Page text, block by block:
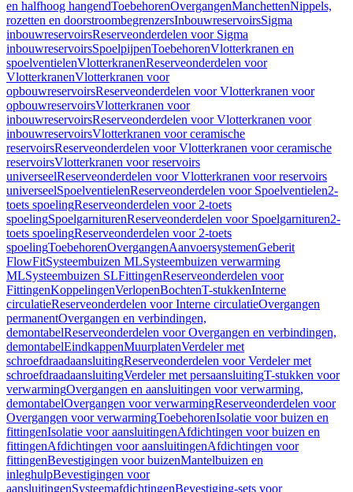
en halfhoog hangendToebehorenOvergangenManchettenNippels,
rozetten en doorstroombegrenzersInbouwreservoirsSigma
inbouwreservoirsReserveonderdelen voor Sigma
inbouwreservoirsSpoelpijpenToebehorenVlotterkranen en
spoelventielenVlotterkranenReserveonderdelen voor
VlotterkranenVlotterkranen voor
opbouwreservoirsReserveonderdelen voor Vlotterkranen voor
opbouwreservoirsVlotterkranen voor
inbouwreservoirsReserveonderdelen voor Vlotterkranen voor
inbouwreservoirsVlotterkranen voor ceramische
reservoirsReserveonderdelen voor Vlotterkranen voor ceramische
reservoirsVlotterkranen voor reservoirs
universeelReserveonderdelen voor Vlotterkranen voor reservoirs
universeelSpoelventielenReserveonderdelen voor Spoelventielen2-
toets spoelingReserveonderdelen voor 2-toets
spoelingSpoelgarniturenReserveonderdelen voor Spoelgarnituren2-
toets spoelingReserveonderdelen voor 2-toets
spoelingToebehorenOvergangenAanvoersystemenGeberit
FlowFitSysteembuizen MLSysteembuizen verwarming
MLSysteembuizen SLFittingenReserveonderdelen voor
FittingenKoppelingenVerlopenBochtenT-stukkenInterne
circulatieReserveonderdelen voor Interne circulatieOvergangen
permanentOvergangen en verbindingen,
demontabelReserveonderdelen voor Overgangen en verbindingen,
demontabelEindkappenMuurplatenVerdeler met
schroefdraadaansluitingReserveonderdelen voor Verdeler met
schroefdraadaansluitingVerdeler met persaansluitingT-stukken voor
verwarmingOvergangen en aansluitingen voor verwarming,
demontabelOvergangen voor verwarmingReserveonderdelen voor
Overgangen voor verwarmingToebehorenIsolatie voor buizen en
fittingenIsolatie voor aansluitingenAfdichtingen voor buizen en
fittingenAfdichtingen voor aansluitingenAfdichtingen voor
fittingenBevestigingen voor buizenMantelbuizen en
inleghulpBevestigingen voor
aansluitingenSysteemafdichtingenBevestiging-sets voor